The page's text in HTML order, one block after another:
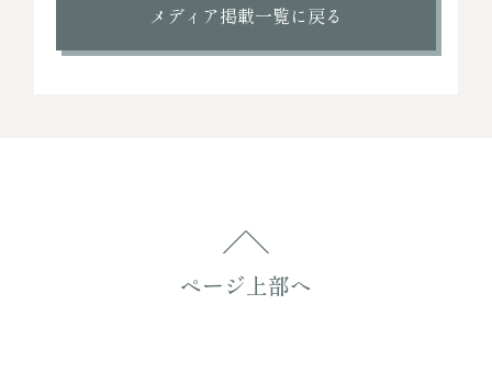
メディア掲載一覧に戻る
ページ上部へ